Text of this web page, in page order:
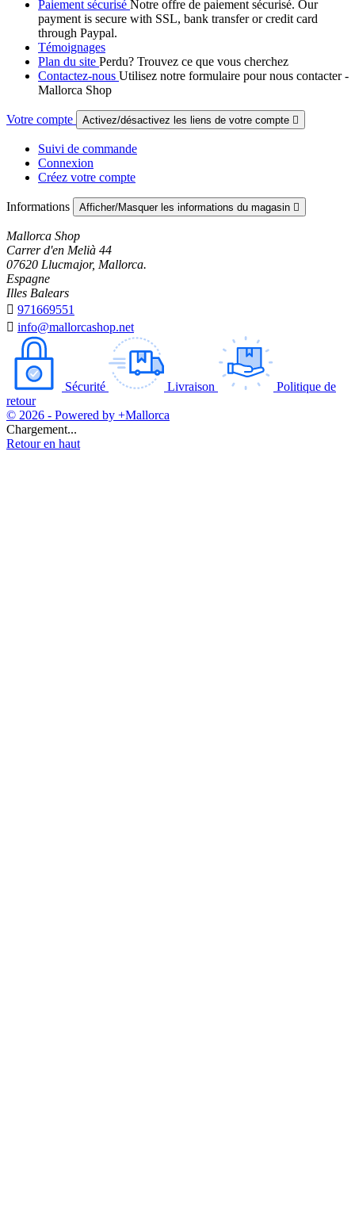
Paiement sécurisé Notre offre de paiement sécurisé. Our
payment is secure with SSL, bank transfer or credit card
through Paypal.
Témoignages
Plan du site Perdu? Trouvez ce que vous cherchez
Contactez-nous Utilisez notre formulaire pour nous contacter -
Mallorca Shop
Votre compte Activez/désactivez les liens de votre compte 
Suivi de commande
Connexion
Créez votre compte
Informations Afficher/Masquer les informations du magasin 
Mallorca Shop
Carrer d'en Melià 44
07620 Llucmajor, Mallorca.
Espagne
Illes Balears
 971669551
 info@mallorcashop.net
Sécurité Livraison
Politique de
retour
© 2026 - Powered by +Mallorca
Chargement...
Retour en haut